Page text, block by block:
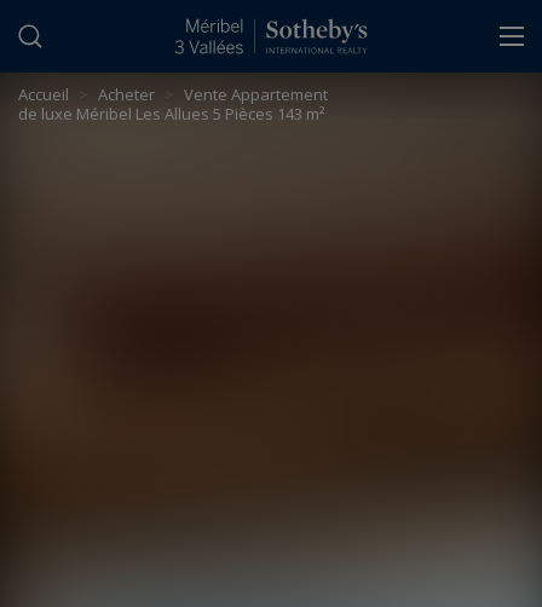
Accueil > Acheter > Vente Appartement
de luxe Méribel Les Allues 5 Pièces 143 m²